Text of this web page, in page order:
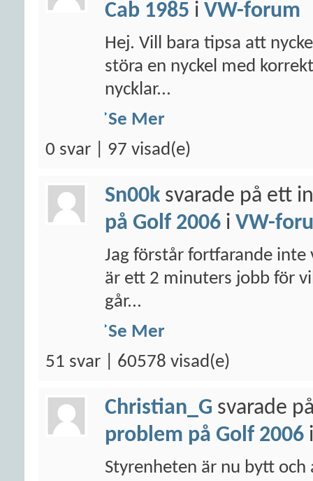
Cab 1985 i VW-forum
Hej. Vill bara tipsa att
störa en nyckel med
nycklar...
Se Mer
0 svar | 97 visad(e)
Sn00k svarade på ett
på Golf 2006 i VW-
Jag förstår fortfarande
är ett 2 minuters jobb för
går...
Se Mer
51 svar | 60578 visad(e)
Christian_G svarade
problem på Golf 2006
Styrenheten är nu bytt